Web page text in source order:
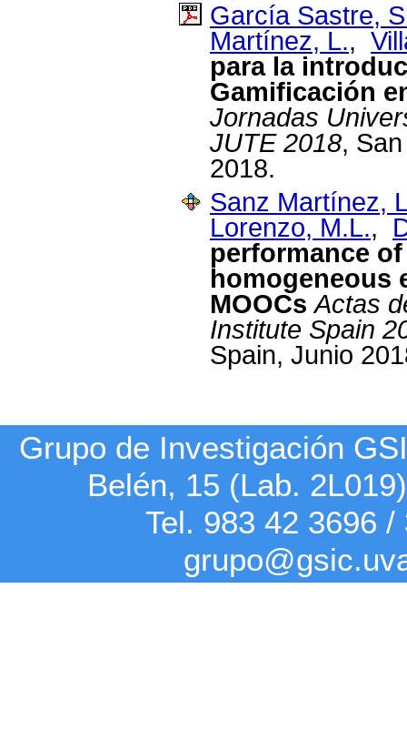
García Sastre,
Martínez, L.,
para la
Gamificación
Jornadas
JUTE 2018,
2018.
Sanz Martínez,
Lorenzo, M.L.,
performance
homogeneous
MOOCs Actas
Institute Spain
Spain, Junio
Grupo de Investigación
Belén, 15 (Lab. 2L019)
Tel. 983 42 3696 /